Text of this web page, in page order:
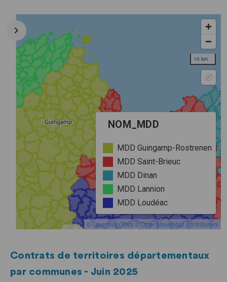
Contrats de territoires départementaux
par communes - Juin 2025